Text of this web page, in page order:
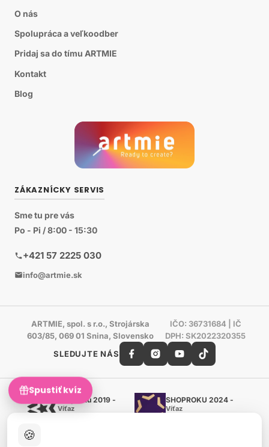
O nás
Spolupráca a veľkoodber
Pridaj sa do tímu ARTMIE
Kontakt
Blog
ZÁKAZNÍCKY SERVIS
Sme tu pre vás
Po - Pi / 8:00 - 15:30
+421 57 2225 030
info@artmie.sk
ARTMIE, spol. s r.o., Strojárska
603/85, 069 01 Snina, Slovensko
IČO: 36731684 | IČ
DPH: SK2022320355
SLEDUJTE NÁS
Shoproku 2019 -
Víťaz
SHOPROKU 2024 -
Víťaz
🍪
Spustiť kvíz